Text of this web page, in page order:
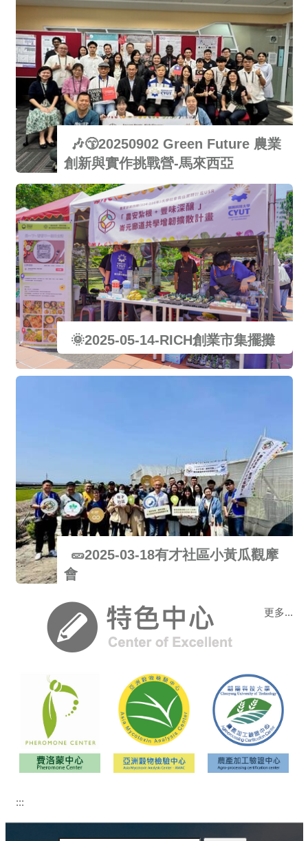
系友回娘家 迎新
系友返校接力賽 運動會
老師與學生 系學會
問早 啦啦隊
合唱比賽 第一屆碩士班畢業照
第一屆大學部畢業照 畢業大合照
🎶😙20250902 Green Future 農業
創新與實作挑戰營-馬來西亞
🌞2025-05-14-RICH創業市集擺攤
🥒2025-03-18有才社區小黃瓜觀摩
會
更多...
:::